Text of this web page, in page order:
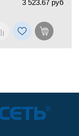
3 523.67 руб